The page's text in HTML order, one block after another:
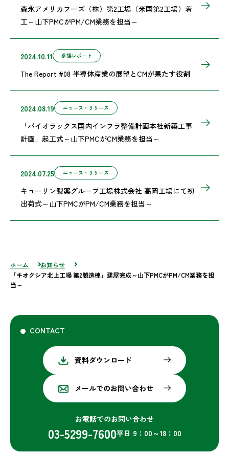
森永アメリカフーズ（株）第2工場（米国第2工場）着
工～山下PMCがPM/CM業務を担当～
2024.10.11 参謀レポート
The Report #08 半導体産業の展望とCMが果たす役割
2024.08.19 ニュース・リリース
「パイオラックス国内インフラ整備計画本社新築工事
計画」起工式～山下PMCがCM業務を担当～
2024.07.25 ニュース・リリース
キョーリン製薬グループ工場株式会社 高岡工場にて初
出荷式～山下PMCがPM/CM業務を担当～
ホーム
お知らせ
「キオクシア北上工場 第2製造棟」建屋完成～山下PMCがPM/CM業務を担
当～
CONTACT
資料ダウンロード
メールでのお問い合わせ
お電話でのお問い合わせ
03-5299-7600平日 9：00～18：00